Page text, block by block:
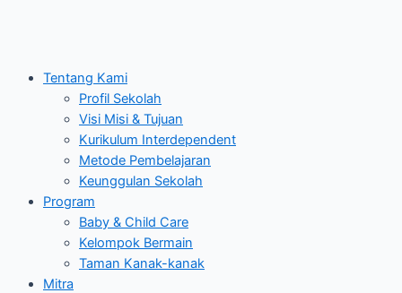
Tentang Kami
Profil Sekolah
Visi Misi & Tujuan
Kurikulum Interdependent
Metode Pembelajaran
Keunggulan Sekolah
Program
Baby & Child Care
Kelompok Bermain
Taman Kanak-kanak
Mitra